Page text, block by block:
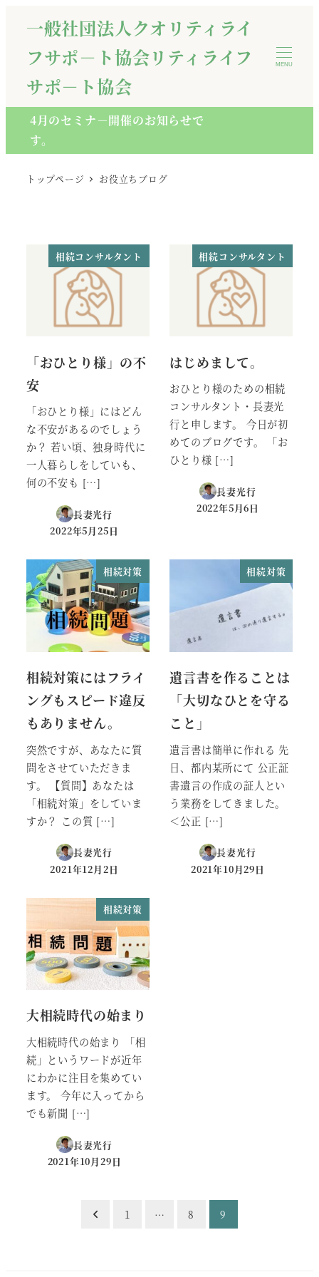
ツ
一般社団法人クオリティライ
フサポ－ト協会リティライフ
サポ－ト協会
MENU
4月のセミナ－開催のお知らせで
す。
トップページ お役立ちブログ
相続コンサルタント
「おひとり様」の不
安
「おひとり様」にはどん
な不安があるのでしょう
か？ 若い頃、独身時代に
一人暮らしをしていも、
何の不安も […]
長妻光行
投稿日
2022年5月25日
相続コンサルタント
はじめまして。
おひとり様のための相続
コンサルタント・長妻光
行と申します。 今日が初
めてのブログです。 「お
ひとり様 […]
長妻光行
投稿日
2022年5月6日
相続対策
相続対策にはフライ
ングもスピード違反
もありません。
突然ですが、あなたに質
問をさせていただきま
す。 【質問】あなたは
「相続対策」をしていま
すか？ この質 […]
長妻光行
投稿日
2021年12月2日
相続対策
遺言書を作ることは
「大切なひとを守る
こと」
遺言書は簡単に作れる 先
日、都内某所にて 公正証
書遺言の作成の証人とい
う業務をしてきました。
＜公正 […]
長妻光行
投稿日
2021年10月29日
相続対策
大相続時代の始まり
大相続時代の始まり 「相
続」というワードが近年
にわかに注目を集めてい
ます。 今年に入ってから
でも新聞 […]
長妻光行
投稿日
2021年10月29日
1 … 8 9